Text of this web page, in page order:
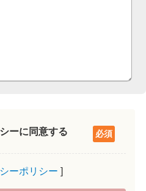
ーに同意する
ーポリシー